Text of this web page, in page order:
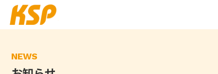
Skip
the
content
NEWS